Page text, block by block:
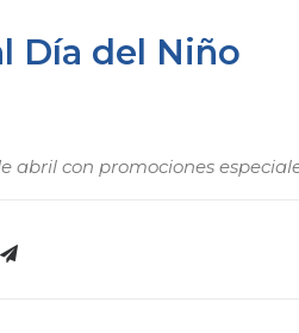
Día del Niño
abril con promociones